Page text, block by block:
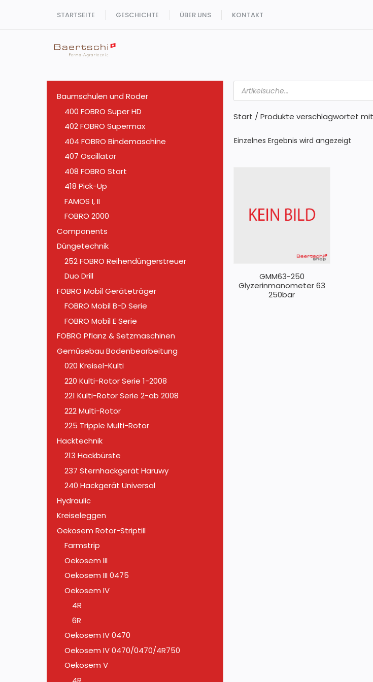
STARTSEITE GESCHICHTE ÜBER UNS KONTAKT
Products
search
Start / Produkte verschlagwortet mit
Einzelnes Ergebnis wird angezeigt
GMM63-250
Glyzerinmanometer 63
250bar
Baumschulen und Roder
400 FOBRO Super HD
402 FOBRO Supermax
404 FOBRO Bindemaschine
407 Oscillator
408 FOBRO Start
418 Pick-Up
FAMOS I, II
FOBRO 2000
Components
Düngetechnik
252 FOBRO Reihendüngerstreuer
Duo Drill
FOBRO Mobil Geräteträger
FOBRO Mobil B-D Serie
FOBRO Mobil E Serie
FOBRO Pflanz & Setzmaschinen
Gemüsebau Bodenbearbeitung
020 Kreisel-Kulti
220 Kulti-Rotor Serie 1-2008
221 Kulti-Rotor Serie 2-ab 2008
222 Multi-Rotor
225 Tripple Multi-Rotor
Hacktechnik
213 Hackbürste
237 Sternhackgerät Haruwy
240 Hackgerät Universal
Hydraulic
Kreiseleggen
Oekosem Rotor-Striptill
Farmstrip
Oekosem III
Oekosem III 0475
Oekosem IV
4R
6R
Oekosem IV 0470
Oekosem IV 0470/0470/4R750
Oekosem V